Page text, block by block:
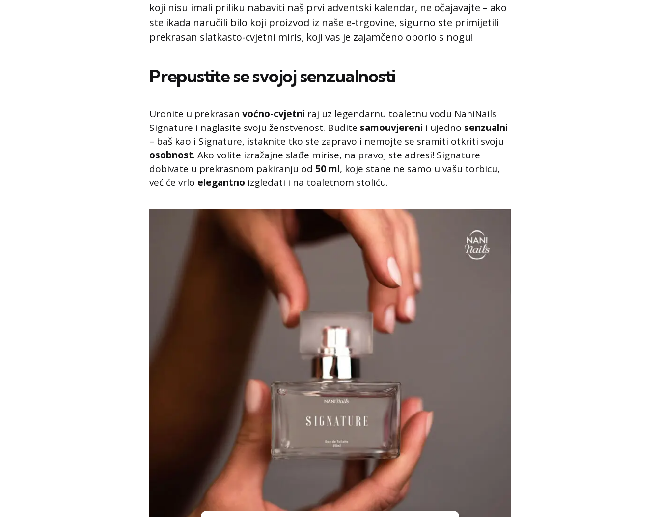
koji nisu imali priliku nabaviti naš prvi adventski kalendar, ne očajavajte – ako
ste ikada naručili bilo koji proizvod iz naše e-trgovine, sigurno ste primijetili
prekrasan slatkasto-cvjetni miris, koji vas je zajamčeno oborio s nogu!
Prepustite se svojoj senzualnosti
Uronite u prekrasan voćno-cvjetni raj uz legendarnu toaletnu vodu NaniNails
Signature i naglasite svoju ženstvenost. Budite samouvjereni i ujedno senzualni
– baš kao i Signature, istaknite tko ste zapravo i nemojte se sramiti otkriti svoju
osobnost. Ako volite izražajne slađe mirise, na pravoj ste adresi! Signature
dobivate u prekrasnom pakiranju od 50 ml, koje stane ne samo u vašu torbicu,
već će vrlo elegantno izgledati i na toaletnom stoliću.